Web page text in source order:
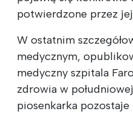
potwierdzone przez jej
W ostatnim
medycznym,
medyczny szpitala
zdrowia w
piosenkarka